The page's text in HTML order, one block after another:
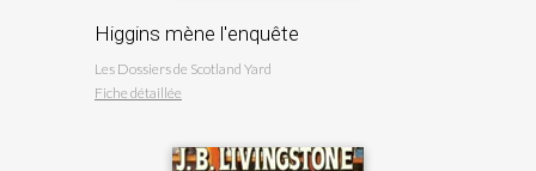
Higgins mène l'enquête
Les Dossiers de Scotland Yard
Fiche détaillée